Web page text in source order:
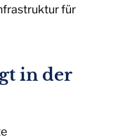
für
in der